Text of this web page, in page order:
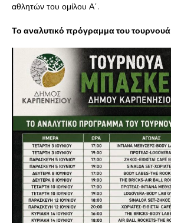
αθλητών του ομίλου Α΄.
Το αναλυτικό πρόγραμμα του τουρνουά